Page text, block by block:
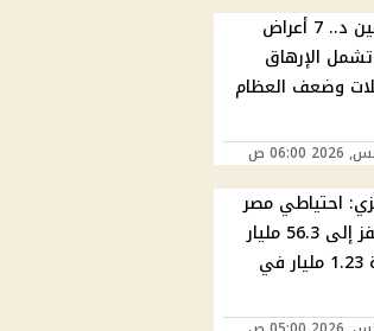
نقص فيتامين د.. 7 أعراض
الإرهاق
وضعف العظام
احتياطي مصر
الأجنبي يقفز إلى 56.3 مليار
دولار بزيادة 1.23 مليار في